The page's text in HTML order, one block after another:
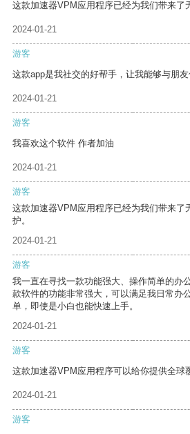
这款加速器VPM应用程序已经为我们带来了
2024-01-21
游客
这款app是我社交的好帮手，让我能够与朋友
2024-01-21
游客
我喜欢这个软件 作者加油
2024-01-21
游客
这款加速器VPM应用程序已经为我们带来了
护。
2024-01-21
游客
我一直在寻找一款功能强大、操作简单的办
款软件的功能非常强大，可以满足我日常办
单，即使是小白也能快速上手。
2024-01-21
游客
这款加速器VPM应用程序可以给你提供全球
2024-01-21
游客